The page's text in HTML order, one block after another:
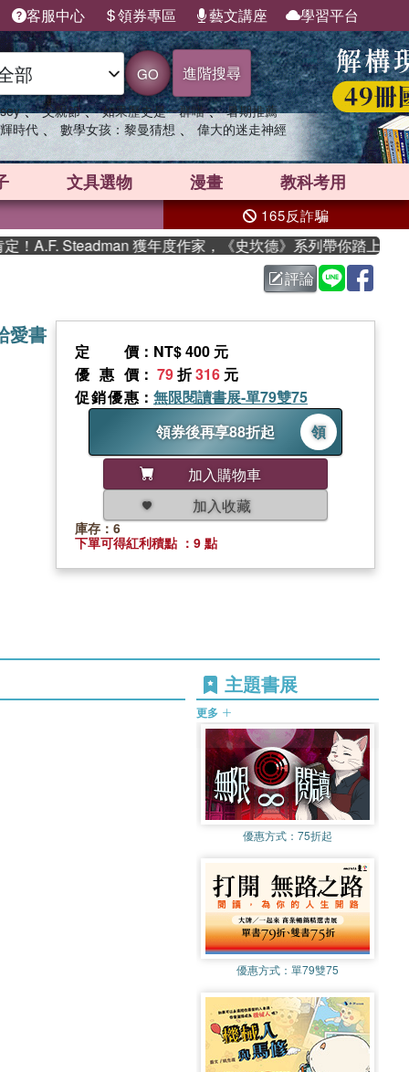
客服中心 領券專區 藝文講座 學習平台
GO 進階搜尋
、 父親節 、 如果歷史是一群喵 、 暑期推薦
時代 、 數學女孩：黎曼猜想 、 偉大的迷走神經
文具選物 漫畫 教科考用
165反詐騙
獲年度作家，《史坎德》系列帶你踏上熱血奇幻旅程
評論
愛書
定價 ：NT$ 400 元
優惠價 ： 79折316 元
促銷優惠 ： 無限閱讀書展-單79雙75
領券後再享88折起
領
加入購物車
加入收藏
庫存：6
下單可得紅利積點 ：9 點
主題書展
更多
優惠方式： 75折起
優惠方式： 單79雙75